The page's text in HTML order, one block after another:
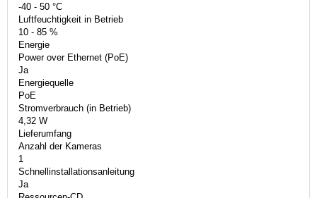
-40 - 50 °C
Luftfeuchtigkeit in Betrieb
10 - 85 %
Energie
Power over Ethernet (PoE)
Ja
Energiequelle
PoE
Stromverbrauch (in Betrieb)
4,32 W
Lieferumfang
Anzahl der Kameras
1
Schnellinstallationsanleitung
Ja